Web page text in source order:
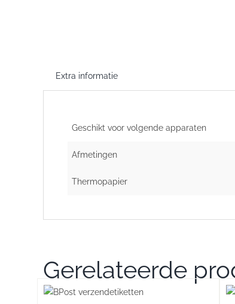
Extra informatie
Geschikt voor volgende apparaten
Afmetingen
Thermopapier
Gerelateerde